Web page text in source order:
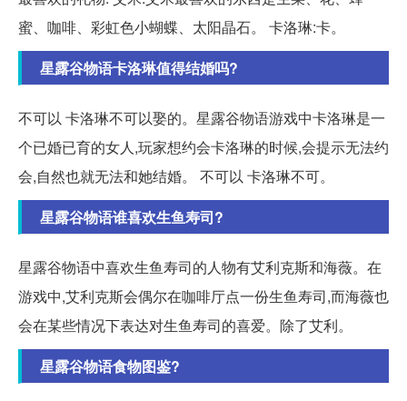
蜜、咖啡、彩虹色小蝴蝶、太阳晶石。 卡洛琳:卡。
星露谷物语卡洛琳值得结婚吗?
不可以 卡洛琳不可以娶的。星露谷物语游戏中卡洛琳是一
个已婚已育的女人,玩家想约会卡洛琳的时候,会提示无法约
会,自然也就无法和她结婚。 不可以 卡洛琳不可。
星露谷物语谁喜欢生鱼寿司?
星露谷物语中喜欢生鱼寿司的人物有艾利克斯和海薇。在
游戏中,艾利克斯会偶尔在咖啡厅点一份生鱼寿司,而海薇也
会在某些情况下表达对生鱼寿司的喜爱。除了艾利。
星露谷物语食物图鉴?